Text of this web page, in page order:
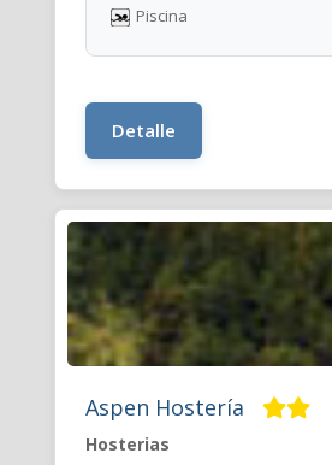
Piscina
Detalle
Aspen Hostería
Hosterias